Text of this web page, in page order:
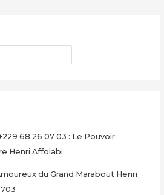
68 26 07 03 : Le Pouvoir
Henri Affolabi
du Grand Marabout Henri